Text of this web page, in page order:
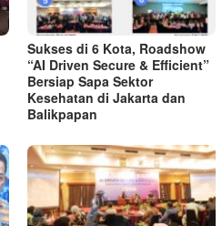
Sukses di 6 Kota, Roadshow
“AI Driven Secure & Efficient”
Bersiap Sapa Sektor
Kesehatan di Jakarta dan
Balikpapan